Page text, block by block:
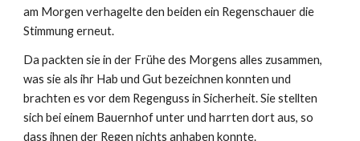
am Morgen verhagelte den beiden ein Regenschauer die
Stimmung erneut.
Da packten sie in der Frühe des Morgens alles zusammen,
was sie als ihr Hab und Gut bezeichnen konnten und
brachten es vor dem Regenguss in Sicherheit. Sie stellten
sich bei einem Bauernhof unter und harrten dort aus, so
dass ihnen der Regen nichts anhaben konnte.